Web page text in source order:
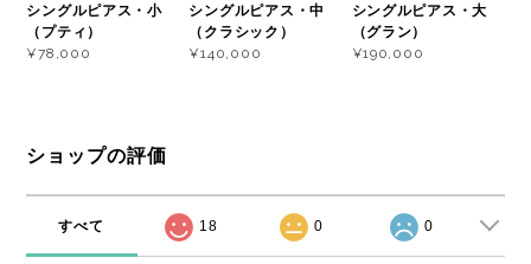
シングルピアス・小
（プティ）
¥78,000
シングルピアス・中
（クラシック）
¥140,000
シングルピアス・大
（グラン）
¥190,000
ショップの評価
すべて 18 0 0